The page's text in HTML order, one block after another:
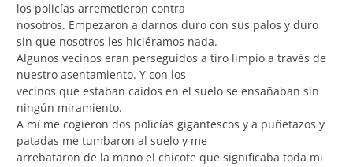
los policías arremetieron contra
nosotros. Empezaron a darnos duro con sus palos y duro
sin que nosotros les hiciéramos nada.
Algunos vecinos eran perseguidos a tiro limpio a través de
nuestro asentamiento. Y con los
vecinos que estaban caídos en el suelo se ensañaban sin
ningún miramiento.
A mí me cogieron dos policías gigantescos y a puñetazos y
patadas me tumbaron al suelo y me
arrebataron de la mano el chicote que significaba toda mi